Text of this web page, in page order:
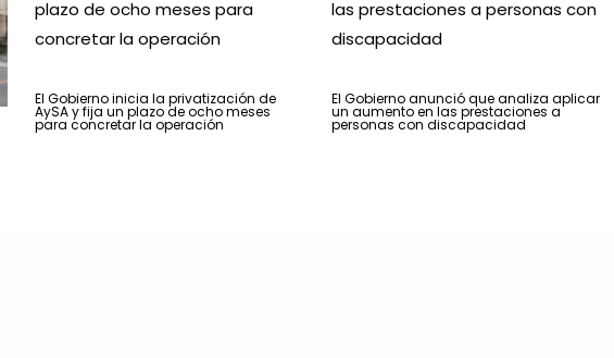
El Gobierno inicia la privatización de
AySA y fija un plazo de ocho meses
para concretar la operación
El Gobierno anunció que analiza aplicar
un aumento en las prestaciones a
personas con discapacidad